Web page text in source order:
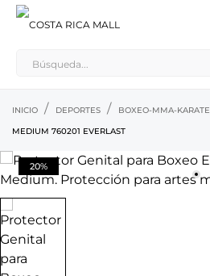
INICIO DEPORTES BOXEO-MMA-KARATE
MEDIUM 760201 EVERLAST
20%